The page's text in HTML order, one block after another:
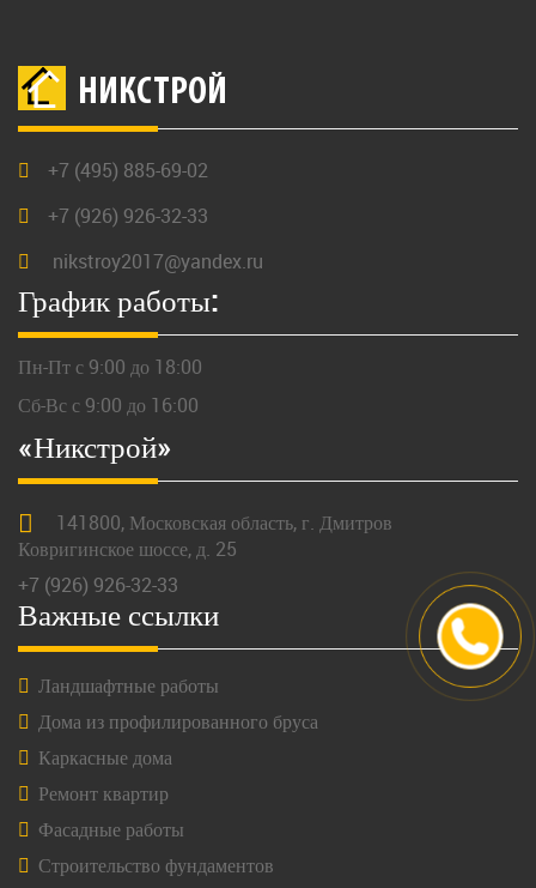
НИКСТРОЙ
+7 (495) 885-69-02
+7 (926) 926-32-33
nikstroy2017@yandex.ru
График работы:
Пн-Пт с 9:00 до 18:00
Сб-Вс с 9:00 до 16:00
«Никстрой»
141800, Московская область, г. Дмитров
Ковригинское шоссе, д. 25
+7 (926) 926-32-33
Важные ссылки
Ландшафтные работы
Дома из профилированного бруса
Каркасные дома
Ремонт квартир
Фасадные работы
Строительство фундаментов